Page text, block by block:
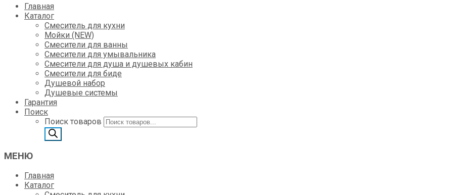
Главная
Каталог
Смеситель для кухни
Мойки (NEW)
Смесители для ванны
Смесители для умывальника
Смесители для душа и душевых кабин
Смесители для биде
Душевой набор
Душевые системы
Гарантия
Поиск
Поиск товаров
МЕНЮ
Главная
Каталог